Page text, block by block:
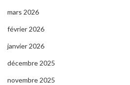
mars 2026
février 2026
janvier 2026
décembre 2025
novembre 2025